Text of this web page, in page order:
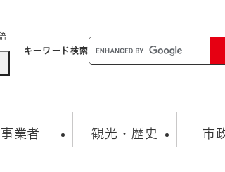
キーワード検索
事業者 観光・歴史 市